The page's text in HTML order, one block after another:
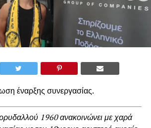
έναρξης συνεργασίας.
1960 ανακοινώνει με χαρά